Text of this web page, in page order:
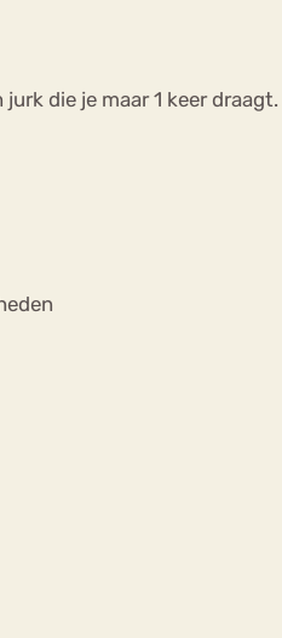
die je maar 1 keer